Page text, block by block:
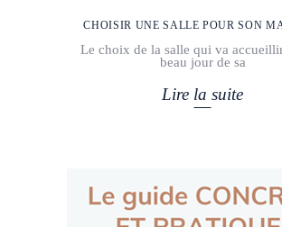
CHOISIR UNE SALLE POUR SON
Le choix de la salle qui va
beau jour de sa
Lire la suite